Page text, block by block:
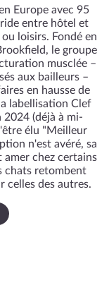
Europe avec 95
entre hôtel et
loisirs. Fondé en
le groupe
musclée –
aux bailleurs –
en hausse de
labellisation Clef
(déjà à mi-
élu "Meilleur
n'est avéré, sa
amer chez certains
chats retombent
celles des autres.